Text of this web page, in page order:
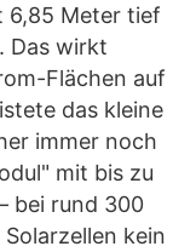
6,85 Meter tief
Das wirkt
Flächen auf
das kleine
immer noch
mit bis zu
bei rund 300
kein